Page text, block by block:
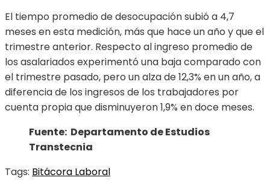
El tiempo promedio de desocupación subió a 4,7
meses en esta medición, más que hace un año y que el
trimestre anterior. Respecto al ingreso promedio de
los asalariados experimentó una baja comparado con
el trimestre pasado, pero un alza de 12,3% en un año, a
diferencia de los ingresos de los trabajadores por
cuenta propia que disminuyeron 1,9% en doce meses.
Fuente: Departamento de Estudios
Transtecnia
Tags: Bitácora Laboral